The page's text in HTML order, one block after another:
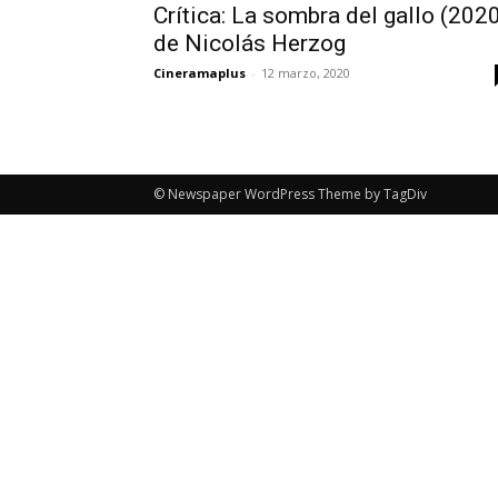
Crítica: La sombra del gallo
de Nicolás Herzog
Cineramaplus - 12 marzo, 2020
© Newspaper WordPress Theme by TagDiv